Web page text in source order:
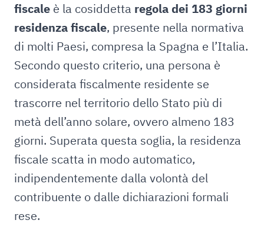
fiscale è la cosiddetta regola dei 183 giorni
residenza fiscale, presente nella normativa
di molti Paesi, compresa la Spagna e l’Italia.
Secondo questo criterio, una persona è
considerata fiscalmente residente se
trascorre nel territorio dello Stato più di
metà dell’anno solare, ovvero almeno 183
giorni. Superata questa soglia, la residenza
fiscale scatta in modo automatico,
indipendentemente dalla volontà del
contribuente o dalle dichiarazioni formali
rese.